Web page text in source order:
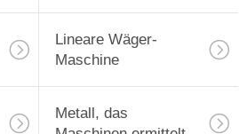
Lineare Wäger-
Maschine
Metall, das